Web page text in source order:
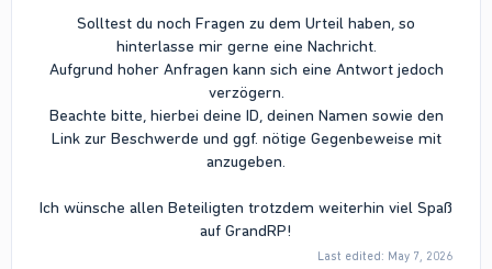
Solltest du noch Fragen zu dem Urteil haben, so
hinterlasse mir gerne eine Nachricht.
Aufgrund hoher Anfragen kann sich eine Antwort jedoch
verzögern.
Beachte bitte, hierbei deine ID, deinen Namen sowie den
Link zur Beschwerde und ggf. nötige Gegenbeweise mit
anzugeben.
Ich wünsche allen Beteiligten trotzdem weiterhin viel Spaß
auf GrandRP!​
Last edited: May 7, 2026